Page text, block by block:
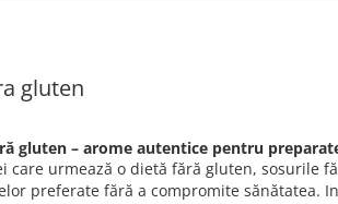
gluten
gluten – arome autentice pentru
care urmează o dietă fără gluten, sosurile
preferate fără a compromite sănătatea.